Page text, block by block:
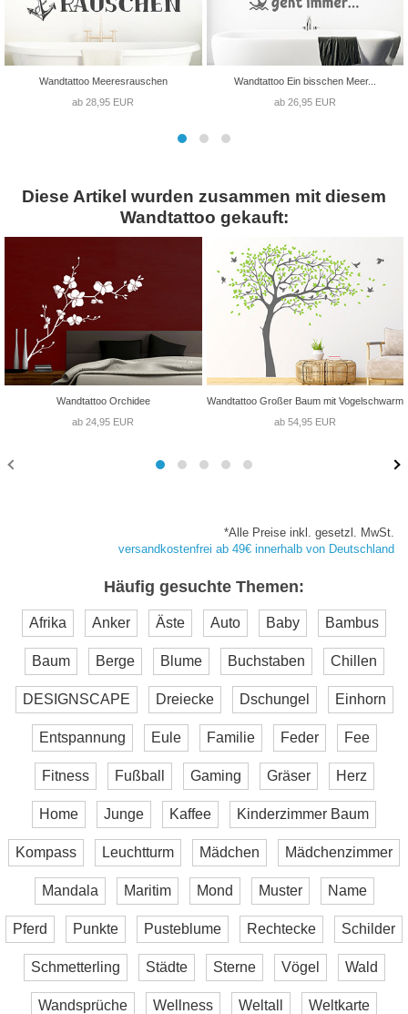
Wandtattoo Meeresrauschen
ab 28,95 EUR
Wandtattoo Ein bisschen Meer...
ab 26,95 EUR
Diese Artikel wurden zusammen mit diesem
Wandtattoo gekauft:
Wandtattoo Orchidee
ab 24,95 EUR
Wandtattoo Großer Baum mit Vogelschwarm
ab 54,95 EUR
*Alle Preise inkl. gesetzl. MwSt.
versandkostenfrei ab 49€ innerhalb von Deutschland
Häufig gesuchte Themen:
Afrika Anker Äste Auto Baby Bambus
Baum Berge Blume Buchstaben Chillen
DESIGNSCAPE Dreiecke Dschungel Einhorn
Entspannung Eule Familie Feder Fee
Fitness Fußball Gaming Gräser Herz
Home Junge Kaffee Kinderzimmer Baum
Kompass Leuchtturm Mädchen Mädchenzimmer
Mandala Maritim Mond Muster Name
Pferd Punkte Pusteblume Rechtecke Schilder
Schmetterling Städte Sterne Vögel Wald
Wandsprüche Wellness Weltall Weltkarte